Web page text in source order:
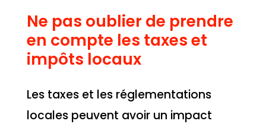
Ne pas oublier de prendre
en compte les taxes et
impôts locaux
Les taxes et les réglementations
locales peuvent avoir un impact